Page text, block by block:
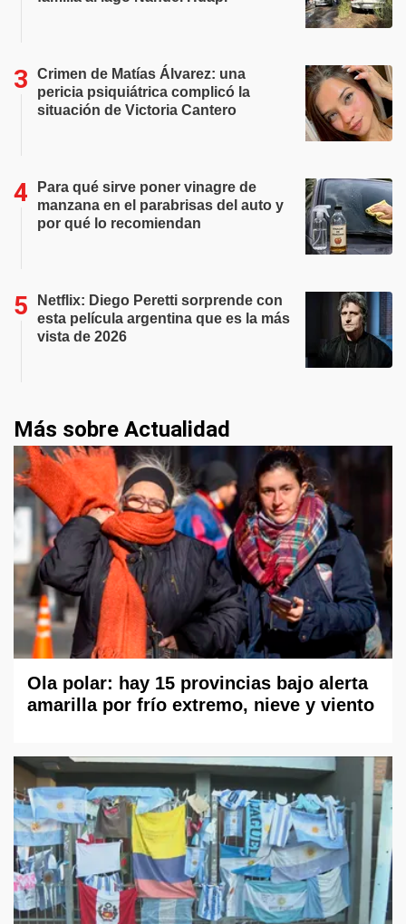
Crimen de Matías Álvarez: una
pericia psiquiátrica complicó la
situación de Victoria Cantero
Para qué sirve poner vinagre de
manzana en el parabrisas del auto y
por qué lo recomiendan
Netflix: Diego Peretti sorprende con
esta película argentina que es la más
vista de 2026
Más sobre Actualidad
Ola polar: hay 15 provincias bajo alerta
amarilla por frío extremo, nieve y viento